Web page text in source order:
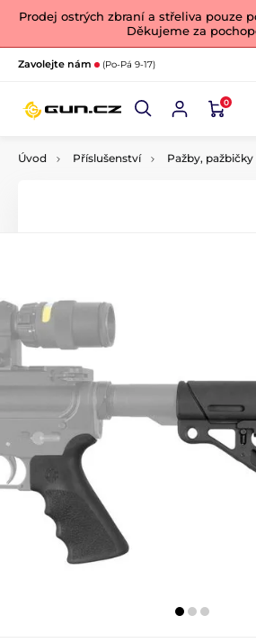
Prodej ostrých zbraní a střeliva pouze
Děkujeme za
Zavolejte nám (Po-Pá 9-17)
0
Úvod Příslušenství Pažby,